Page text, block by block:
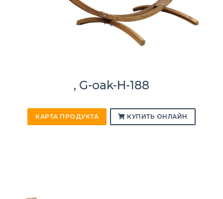
, G-oak-H-188
КАРТА ПРОДУКТА КУПИТЬ ОНЛАЙН